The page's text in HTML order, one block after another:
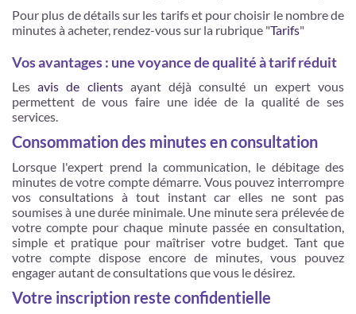
Pour plus de détails sur les tarifs et pour choisir le nombre de
minutes à acheter, rendez-vous sur la rubrique "Tarifs"
Vos avantages : une voyance de qualité à tarif réduit
Lesavis de clientsayant déjà consulté un expert vous
permettent de vous faire une idée de la qualité de ses
services.
Consommation des minutes en consultation
Lorsque l'expert prend la communication, le débitage des
minutes de votre compte démarre. Vous pouvez interrompre
vos consultations à tout instant car elles ne sont pas
soumises à une durée minimale. Une minute sera prélevée de
votre compte pour chaque minute passée en consultation,
simple et pratique pour maîtriser votre budget. Tant que
votre compte dispose encore de minutes, vous pouvez
engager autant de consultations que vous le désirez.
Votre inscription reste confidentielle